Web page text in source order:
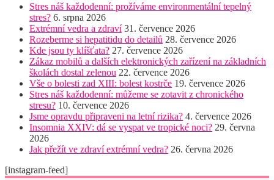
Stres náš každodenní: prožíváme environmentální tepelný
stres? 6. srpna 2026
Extrémní vedra a zdraví 31. července 2026
Rozeberme si hepatitidu do detailů 28. července 2026
Kde jsou ty klíšťata? 27. července 2026
Zákaz mobilů a dalších elektronických zařízení na základních
školách dostal zelenou 22. července 2026
Vše o bolesti zad XIII: bolest kostrče 19. července 2026
Stres náš každodenní: můžeme se zotavit z chronického
stresu? 10. července 2026
Jsme opravdu připraveni na letní rizika? 4. července 2026
Insomnia XXIV: dá se vyspat ve tropické noci? 29. června
2026
Jak přežít ve zdraví extrémní vedra? 26. června 2026
[instagram-feed]